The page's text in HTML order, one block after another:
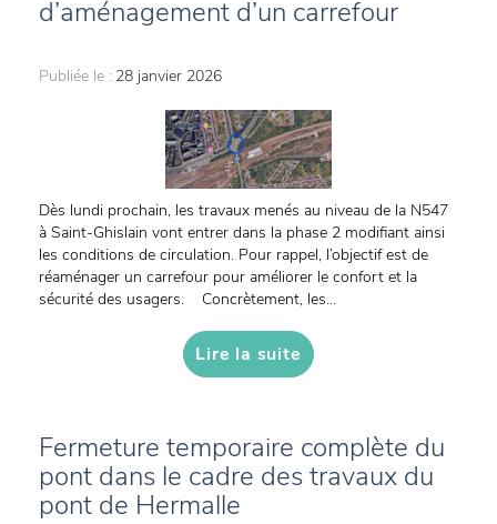
d’aménagement d’un carrefour
Publiée le : 28 janvier 2026
Dès lundi prochain, les travaux menés au niveau de la N547
à Saint-Ghislain vont entrer dans la phase 2 modifiant ainsi
les conditions de circulation. Pour rappel, l’objectif est de
réaménager un carrefour pour améliorer le confort et la
sécurité des usagers. Concrètement, les...
Lire la suite
Fermeture temporaire complète du
pont dans le cadre des travaux du
pont de Hermalle